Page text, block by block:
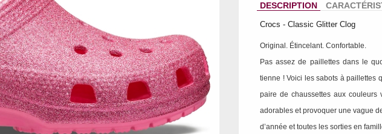
DESCRIPTION
Crocs - Classic Glitter Clog
Original. Étincelant. Confortable.
Pas assez de paillettes dans le
tienne ! Voici les sabots à paillettes
paire de chaussettes aux
adorables et provoquer une vague
d’année et toutes les sorties en